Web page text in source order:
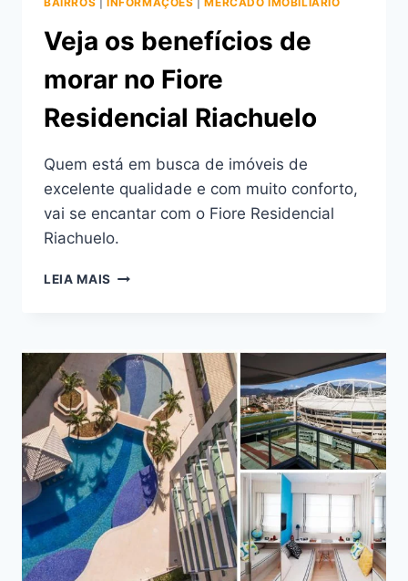
Veja os benefícios de
morar no Fiore
Residencial Riachuelo
Quem está em busca de imóveis de
excelente qualidade e com muito conforto,
vai se encantar com o Fiore Residencial
Riachuelo.
LEIA MAIS VEJA
MORAR
NO
FIORE
RESIDENCIAL
RIACHUELO